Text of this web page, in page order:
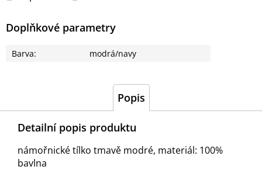
Doplňkové parametry
Barva: modrá/navy
Popis
Detailní popis produktu
námořnické tílko tmavě modré, materiál: 100%
bavlna